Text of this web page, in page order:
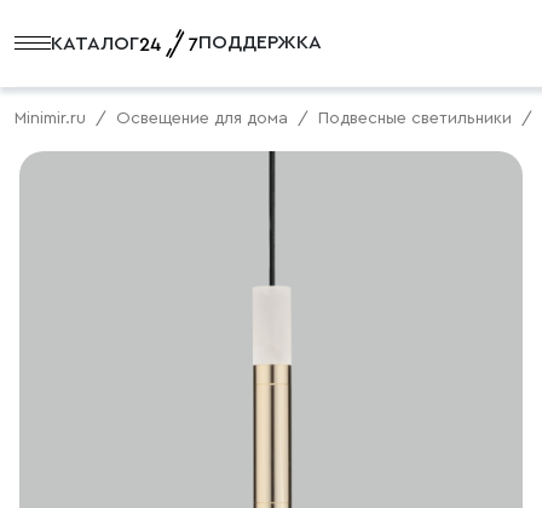
КАТАЛОГ ПОДДЕРЖКА
Minimir.ru Освещение для дома Подвесные светильники